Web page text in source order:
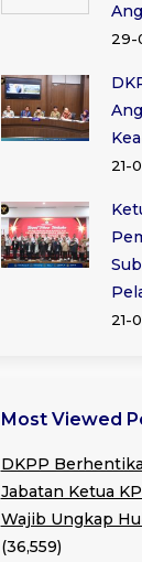
29-
21-
21-
Most Viewed
DKPP
Jabatan Ketua
Wajib Ungkap
(36,559)